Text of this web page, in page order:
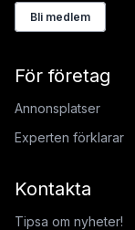
Bli medlem
För företag
Annonsplatser
Experten förklarar
Kontakta
Tipsa om nyheter!